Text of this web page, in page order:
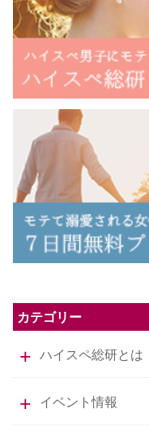
カテゴリー
ハイスペ総研とは
イベント情報